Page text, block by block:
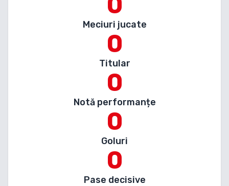
Meciuri jucate
0
Titular
0
Notă performanțe
0
Goluri
0
Pase decisive